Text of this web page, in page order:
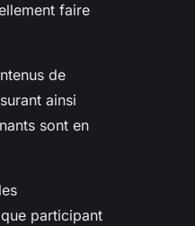
faire
de
ainsi
sont en
participant